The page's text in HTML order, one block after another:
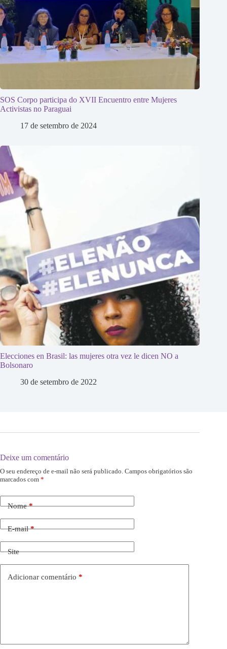
SOS Corpo participa do XVII Encuentro entre Mujeres
Activistas no Paraguai
17 de setembro de 2024
Elecciones en Brasil: las mujeres otra vez le dicen NO a
Bolsonaro
30 de setembro de 2022
Deixe um comentário
O seu endereço de e-mail não será publicado. Campos obrigatórios são
marcados com *
Nome*
E-mail*
Site
Adicionar comentário *